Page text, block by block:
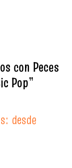
con Peces
Pop”
desde